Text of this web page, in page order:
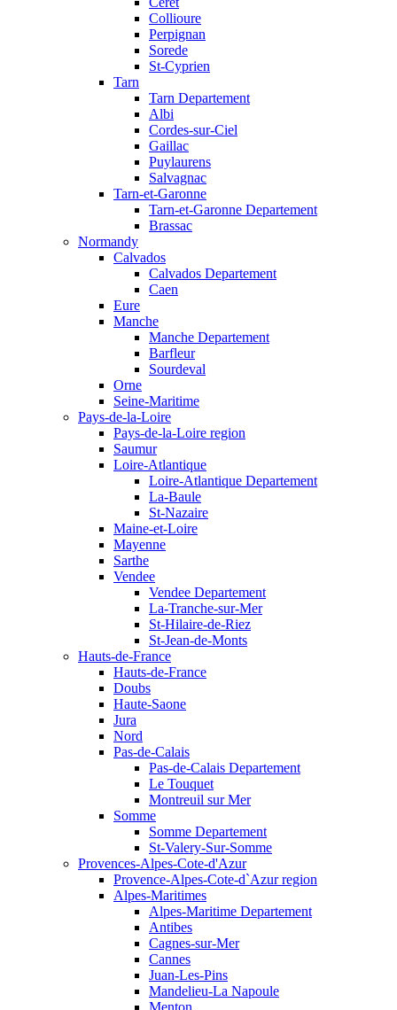
Collioure
Perpignan
Sorede
St-Cyprien
Tarn
Tarn Departement
Albi
Cordes-sur-Ciel
Gaillac
Puylaurens
Salvagnac
Tarn-et-Garonne
Tarn-et-Garonne Departement
Brassac
Normandy
Calvados
Calvados Departement
Caen
Eure
Manche
Manche Departement
Barfleur
Sourdeval
Orne
Seine-Maritime
Pays-de-la-Loire
Pays-de-la-Loire region
Saumur
Loire-Atlantique
Loire-Atlantique Departement
La-Baule
St-Nazaire
Maine-et-Loire
Mayenne
Sarthe
Vendee
Vendee Departement
La-Tranche-sur-Mer
St-Hilaire-de-Riez
St-Jean-de-Monts
Hauts-de-France
Hauts-de-France
Doubs
Haute-Saone
Jura
Nord
Pas-de-Calais
Pas-de-Calais Departement
Le Touquet
Montreuil sur Mer
Somme
Somme Departement
St-Valery-Sur-Somme
Provences-Alpes-Cote-d'Azur
Provence-Alpes-Cote-d`Azur region
Alpes-Maritimes
Alpes-Maritime Departement
Antibes
Cagnes-sur-Mer
Cannes
Juan-Les-Pins
Mandelieu-La Napoule
Menton